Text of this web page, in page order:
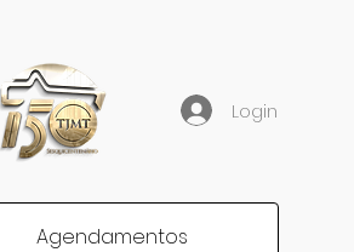
Login
Agendamentos